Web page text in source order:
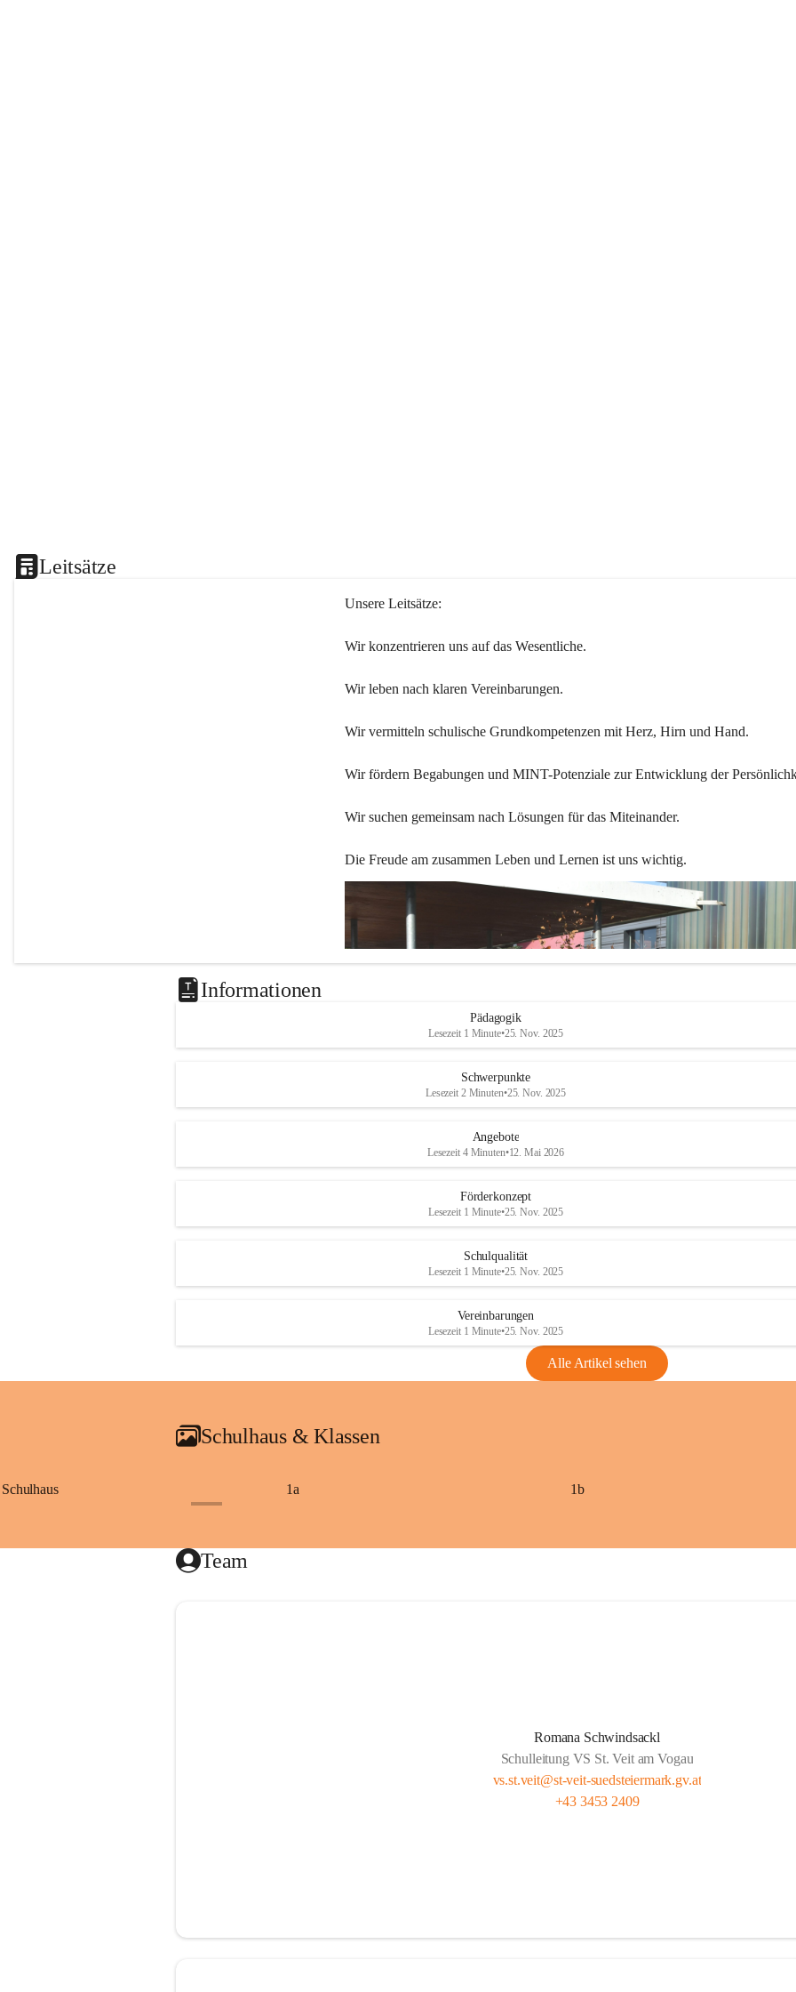
Leitsätze
Unsere Leitsätze:
Wir konzentrieren uns auf das Wesentliche.
Wir leben nach klaren Vereinbarungen.
Wir vermitteln schulische Grundkompetenzen mit Herz, Hirn und Hand.
Wir fördern Begabungen und MINT-Potenziale zur Entwicklung der
Wir suchen gemeinsam nach Lösungen für das Miteinander.
Die Freude am zusammen Leben und Lernen ist uns wichtig.
Informationen
Pädagogik
Lesezeit 1 Minute•25. Nov. 2025
Schwerpunkte
Lesezeit 2 Minuten•25. Nov. 2025
Angebote
Lesezeit 4 Minuten•12. Mai 2026
Förderkonzept
Lesezeit 1 Minute•25. Nov. 2025
Schulqualität
Lesezeit 1 Minute•25. Nov. 2025
Vereinbarungen
Lesezeit 1 Minute•25. Nov. 2025
Alle Artikel sehen
Schulhaus & Klassen
Schulhaus 1a 1b
Team
Romana Schwindsackl
Schulleitung VS St. Veit am Vogau
vs.st.veit@st-veit-suedsteiermark.gv.at
+43 3453 2409